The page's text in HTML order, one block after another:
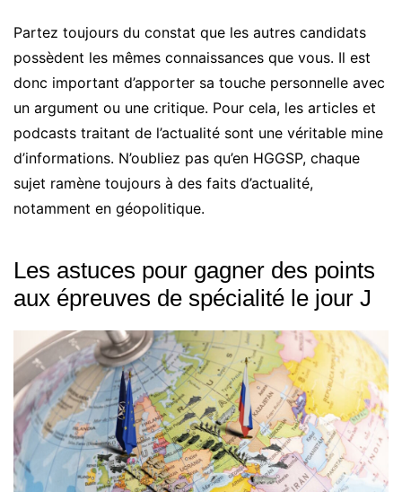
Partez toujours du constat que les autres candidats
possèdent les mêmes connaissances que vous. Il est
donc important d’apporter sa touche personnelle avec
un argument ou une critique. Pour cela, les articles et
podcasts traitant de l’actualité sont une véritable mine
d’informations. N’oubliez pas qu’en HGGSP, chaque
sujet ramène toujours à des faits d’actualité,
notamment en géopolitique.
Les astuces pour gagner des points
aux épreuves de spécialité le jour J